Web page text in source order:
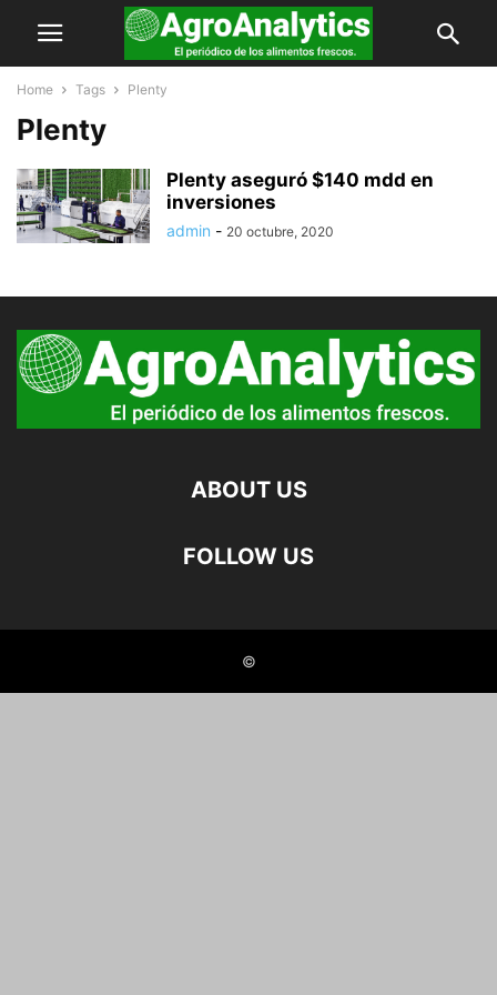
Home Tags Plenty
Plenty
Plenty aseguró $140 mdd en
inversiones
admin - 20 octubre, 2020
ABOUT US
FOLLOW US
©